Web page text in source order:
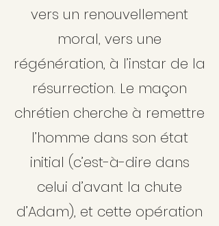
vers un renouvellement
moral, vers une
régénération, à l’instar de la
résurrection. Le maçon
chrétien cherche à remettre
l’homme dans son état
initial (c’est-à-dire dans
celui d’avant la chute
d’Adam), et cette opération